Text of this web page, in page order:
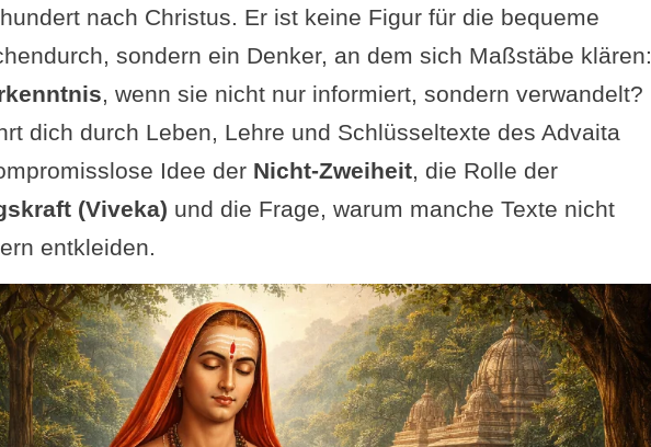
nach Christus. Er ist keine Figur für die bequeme
sondern ein Denker, an dem sich Maßstäbe klären:
, wenn sie nicht nur informiert, sondern verwandelt?
dich durch Leben, Lehre und Schlüsseltexte des Advaita
Idee der Nicht-Zweiheit, die Rolle der
(Viveka) und die Frage, warum manche Texte nicht
entkleiden.